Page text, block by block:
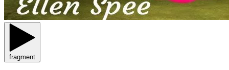
fragment